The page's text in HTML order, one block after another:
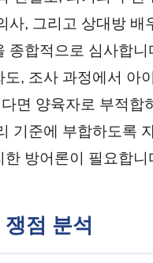
사, 그리고 상대방 배
종합적으로 심사합니
, 조사 과정에서 아
면 양육자로 부적합
기준에 부합하도록
방어론이 필요합니
점 분석